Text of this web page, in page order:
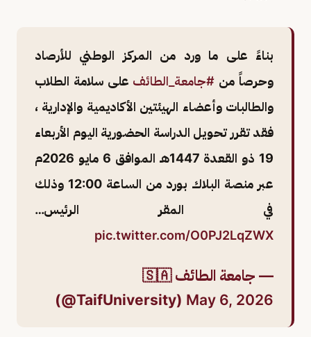
بناءً على ما ورد من المركز الوطني للأرصاد
وحرصاً من #جامعة_الطائف على سلامة الطلاب
والطالبات وأعضاء الهيئتين الأكاديمية والإدارية ،
فقد تقرر تحويل الدراسة الحضورية اليوم الأربعاء
19 ذو القعدة 1447هـ الموافق 6 مايو 2026م
عبر منصة البلاك بورد من الساعة 12:00 وذلك
في المقر الرئيس…
pic.twitter.com/O0PJ2LqZWX
— جامعة الطائف 🇸🇦
(@TaifUniversity) May 6, 2026